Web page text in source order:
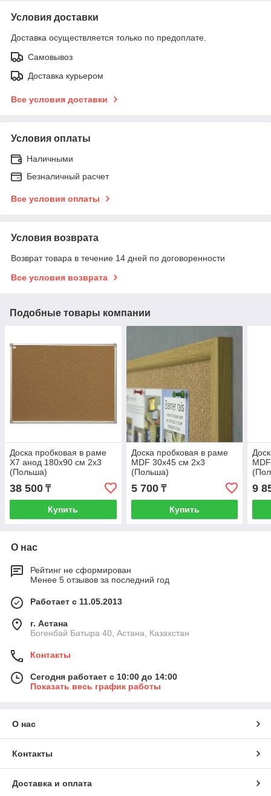
Условия доставки
Доставка осуществляется только по предоплате.
Самовывоз
Доставка курьером
Все условия доставки
Условия оплаты
Наличными
Безналичный расчет
Все условия оплаты
Условия возврата
Возврат товара в течение 14 дней по договоренности
Все условия возврата
Подобные товары компании
Доска пробковая в раме
X7 анод 180х90 см 2x3
(Польша)
38 500 ₸
Купить
Доска пробковая в раме
MDF 30х45 см 2x3
(Польша)
5 700₸
Купить
9
О нас
Рейтинг не сформирован
Менее 5 отзывов за последний год
Работает с 11.05.2013
г. Астана
Богенбай Батыра 40, Астана, Казахстан
Контакты
Сегодня работает с 10:00 до 14:00
Показать весь график работы
О нас
Контакты
Доставка и оплата